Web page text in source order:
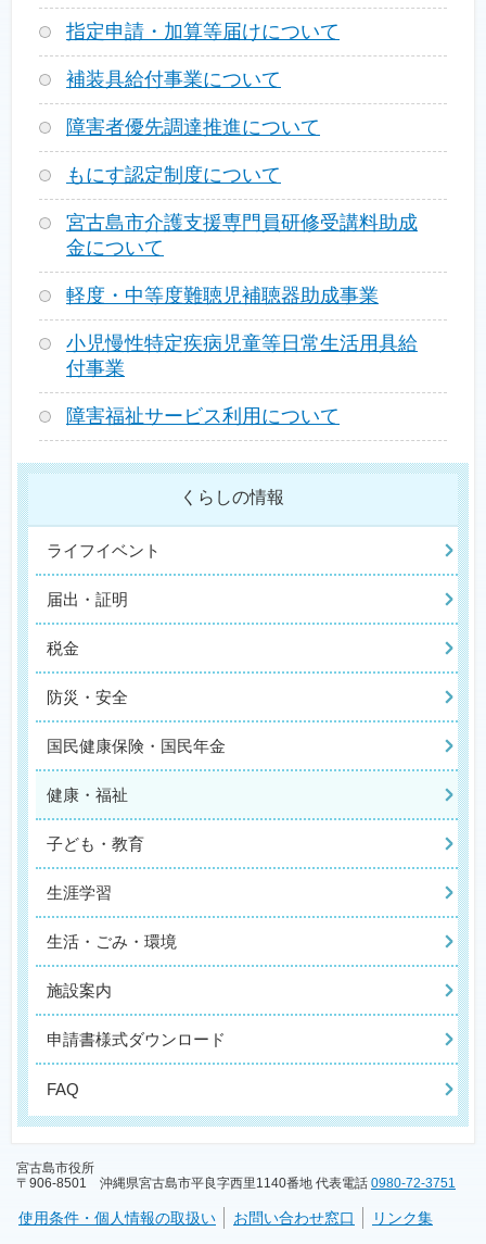
指定申請・加算等届けについて
補装具給付事業について
障害者優先調達推進について
もにす認定制度について
宮古島市介護支援専門員研修受講料助成
金について
軽度・中等度難聴児補聴器助成事業
小児慢性特定疾病児童等日常生活用具給
付事業
障害福祉サービス利用について
くらしの情報
ライフイベント
届出・証明
税金
防災・安全
国民健康保険・国民年金
健康・福祉
子ども・教育
生涯学習
生活・ごみ・環境
施設案内
申請書様式ダウンロード
FAQ
宮古島市役所
〒906-8501 沖縄県宮古島市平良字西里1140番地 代表電話 0980-72-3751
使用条件・個人情報の取扱い お問い合わせ窓口 リンク集